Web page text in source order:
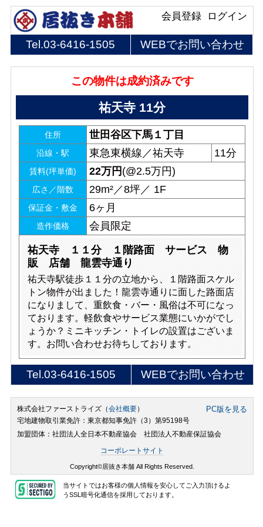
ログイン
会員登録
Tel.03-6416-1505 WEBでお問い合わせ
この物件は成約済みです
祐天寺 11分
住所 世田谷区下馬１丁目
沿線・駅 東急東横線／祐天寺 11分
賃料(坪単価) 22万円 (@2.5万円)
広さ／階数 29m²／8坪／ 1F
保証金・敷金 6ヶ月
造作価格 会員限定
祐天寺 １１分 １階路面 サービス 物
販 店舗 龍雲寺通り
祐天寺駅徒歩１１分の立地から、１階路面スケル
トン物件が出ました！龍雲寺通りに面した路面店
になりまして、重飲食・バー・風俗は不可になっ
ております。軽飲食やサービス業態にいかがでし
ょうか？ミニキッチン・トイレの設置はございま
す。お問い合わせお待ちしております。
Tel.03-6416-1505 WEBでお問い合わせ
株式会社ファーストライズ（会社概要） PC版を見る
宅地建物取引業免許：東京都知事免許（3）第95198号
加盟団体：社団法人全日本不動産協会 社団法人不動産保証協会
コーポレートサイト
Copyright©居抜き本舗 All Rights Reserved.
当サイトではお客様の個人情報を安心してご入力頂けるよ
うSSL暗号化通信を採用しております。